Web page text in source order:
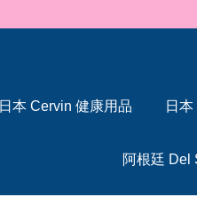
日本 Cervin 健康用品 日
阿根廷 Del